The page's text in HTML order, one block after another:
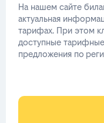
На нашем сайте
актуальная
тарифах. При этом
доступные
предложения по